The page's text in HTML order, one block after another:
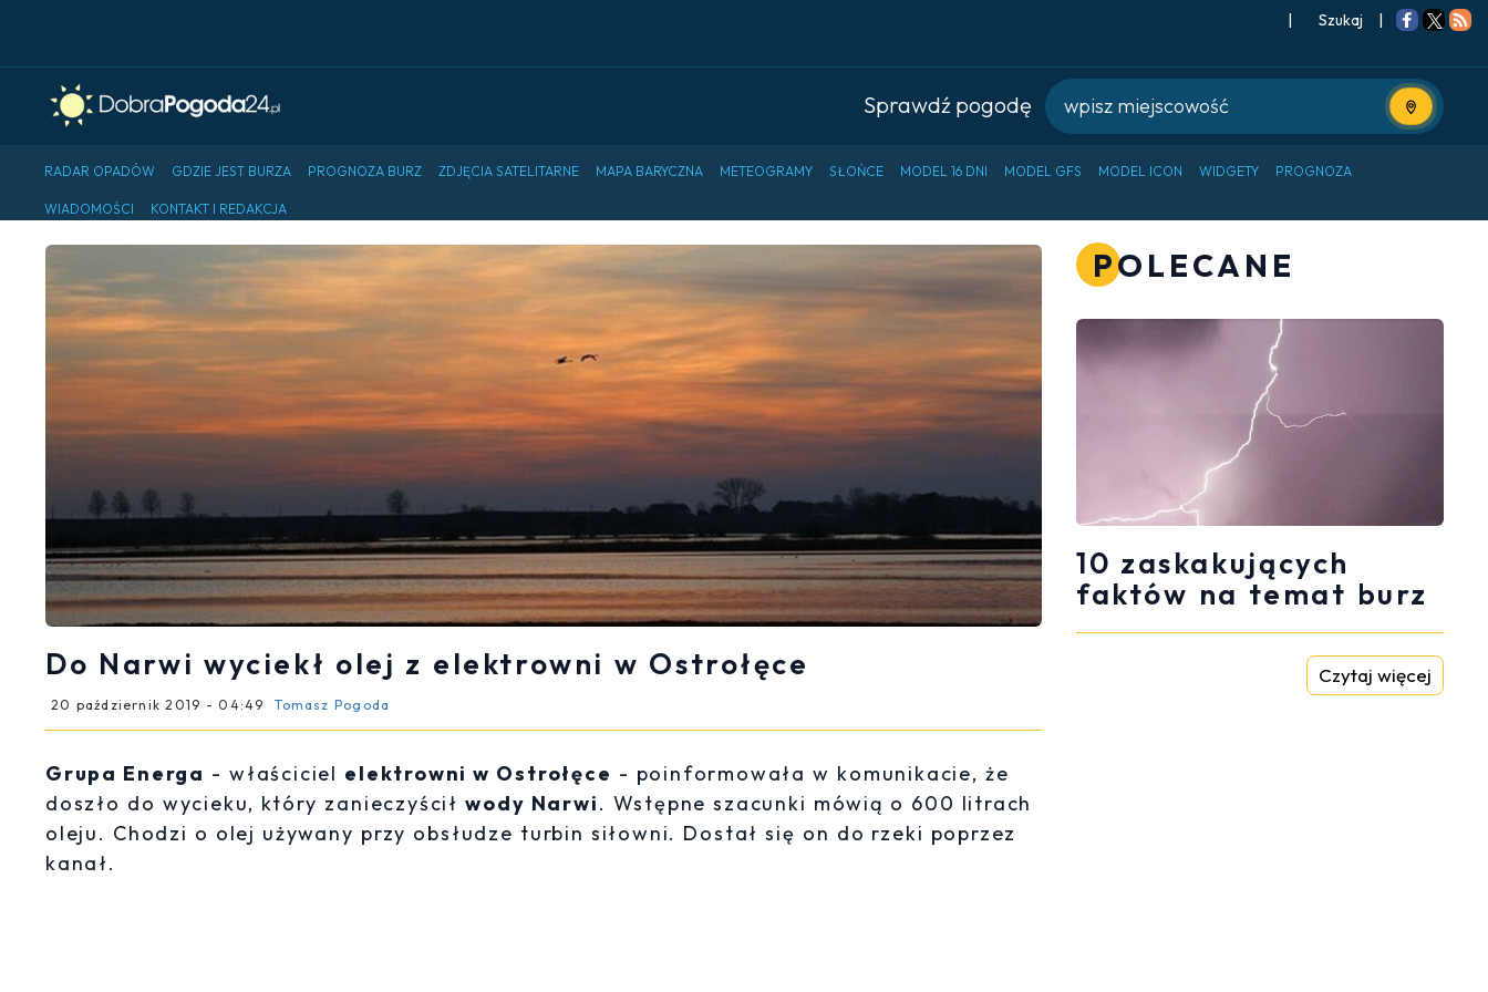
| |
Sprawdź pogodę Użyj
RADAR OPADÓW GDZIE JEST BURZA PROGNOZA BURZ ZDJĘCIA SATELITARNE MAPA BARYCZNA METEOGRAMY SŁOŃCE MODEL 16 DNI MODEL GFS MODEL ICON WIDGETY PROGNOZA
WIADOMOŚCI KONTAKT I REDAKCJA
Do Narwi wyciekł olej z elektrowni w Ostrołęce
20 październik 2019 - 04:49 Tomasz Pogoda
Grupa Energa - właściciel elektrowni w Ostrołęce - poinformowała w komunikacie, że
doszło do wycieku, który zanieczyściłwody Narwi. Wstępne szacunki mówią o 600 litrach
oleju. Chodzi o olej używany przy obsłudze turbin siłowni. Dostał się on do rzeki poprzez
kanał.
POLECANE
10 zaskakujących
faktów na temat burz
Czytaj więcej